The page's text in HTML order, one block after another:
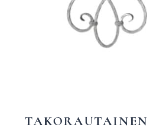
TAKORAUTAINEN